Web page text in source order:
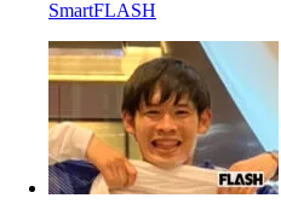
SmartFLASH